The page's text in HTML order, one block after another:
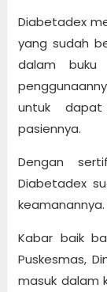
Diabetadex
yang sudah
dalam buku
untuk
pasiennya.
Dengan
Diabetadex
keamanannya.
Kabar baik
Puskesmas,
masuk dalam